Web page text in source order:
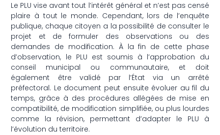
Le PLU vise avant tout l’intérêt général et n’est pas censé
plaire à tout le monde. Cependant, lors de l’enquête
publique, chaque citoyen a la possibilité de consulter le
projet et de formuler des observations ou des
demandes de modification. À la fin de cette phase
d’observation, le PLU est soumis à l’approbation du
conseil municipal ou communautaire, et doit
également être validé par l’État via un arrêté
préfectoral. Le document peut ensuite évoluer au fil du
temps, grâce à des procédures allégées de mise en
compatibilité, de modification simplifiée, ou plus lourdes
comme la révision, permettant d’adapter le PLU à
l’évolution du territoire.